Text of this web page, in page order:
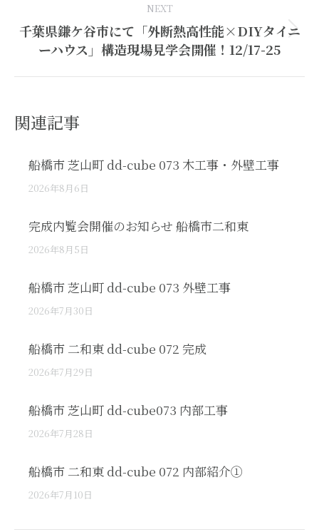
NEXT
Next
post:
千葉県鎌ケ谷市にて「外断熱高性能×DIYタイニ
ーハウス」構造現場見学会開催！12/17-25
関連記事
船橋市 芝山町 dd-cube 073 木工事・外壁工事
2026年8月6日
完成内覧会開催のお知らせ 船橋市二和東
2026年8月5日
船橋市 芝山町 dd-cube 073 外壁工事
2026年7月30日
船橋市 二和東 dd-cube 072 完成
2026年7月29日
船橋市 芝山町 dd-cube073 内部工事
2026年7月28日
船橋市 二和東 dd-cube 072 内部紹介①
2026年7月10日